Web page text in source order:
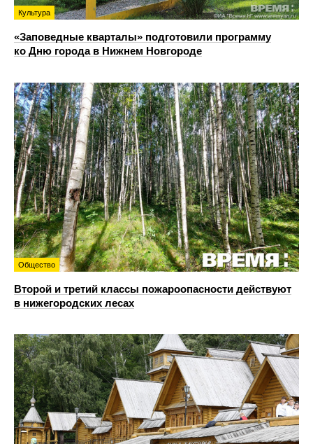
Культура
«Заповедные кварталы» подготовили программу
ко Дню города в Нижнем Новгороде
Общество
Второй и третий классы пожароопасности действуют
в нижегородских лесах